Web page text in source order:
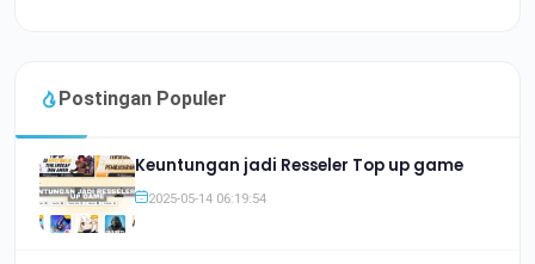
Postingan Populer
Keuntungan jadi Resseler Top up game
2025-05-14 06:19:54